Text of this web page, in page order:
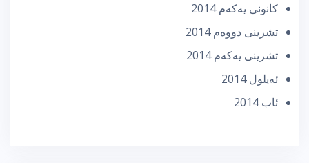
كانونی یه‌كه‌م 2014
تشرینی دووه‌م 2014
تشرینی یه‌كه‌م 2014
ئه‌یلول 2014
ئاب 2014